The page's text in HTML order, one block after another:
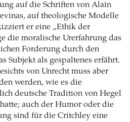
auf die Schriften von Alain
auf theologische Modelle
er eine „Ethik der
die moralische Urerfahrung das
Forderung durch den
Subjekt als gespaltenes erfährt.
von Unrecht muss aber
werden, wie es die
deutsche Tradition von Hegel
auch der Humor oder die
sind für die Critchley eine